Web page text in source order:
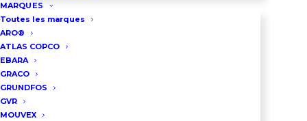
MARQUES
Toutes les marques
ARO®
ATLAS COPCO
EBARA
GRACO
GRUNDFOS
GVR
MOUVEX